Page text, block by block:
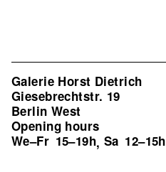
Galerie Horst Dietrich
Giesebrechtstr. 19
Berlin West
Opening hours
We–Fr 15–19h, Sa 12–15h